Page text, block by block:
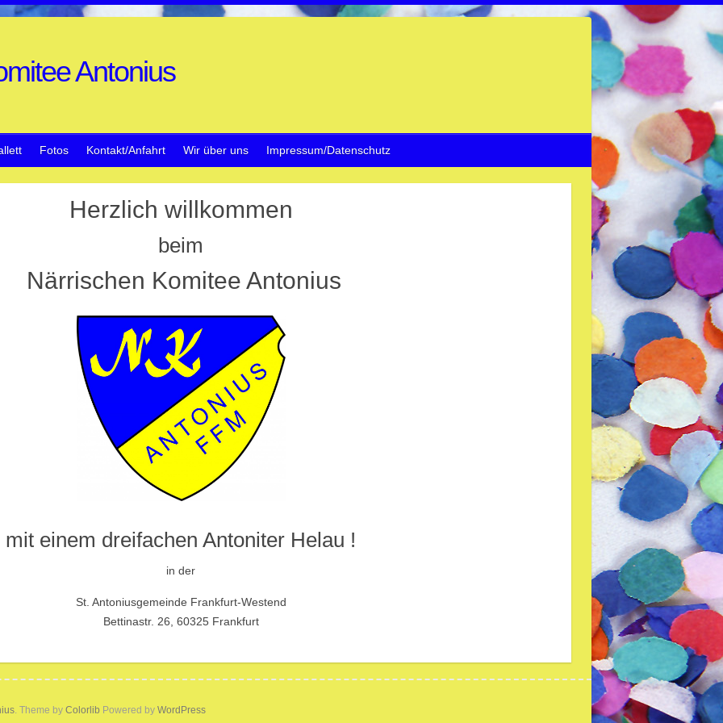
Antonius
Fotos Kontakt/Anfahrt Wir über uns Impressum/Datenschutz
Herzlich willkommen
beim
Närrischen Komitee Antonius
mit einem dreifachen Antoniter Helau !
in der
St. Antoniusgemeinde Frankfurt-Westend
Bettinastr. 26, 60325 Frankfurt
. Theme by Colorlib Powered by WordPress